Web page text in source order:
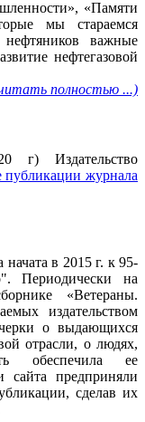
«Памяти
мы стараемся
нефтяников важные
нефтегазовой
полностью ...)
г) Издательство
публикации журнала
в 2015 г. к 95-
Периодически на
«Ветераны.
издательством
о выдающихся
отрасли, о людях,
обеспечила ее
сайта предприняли
сделав их